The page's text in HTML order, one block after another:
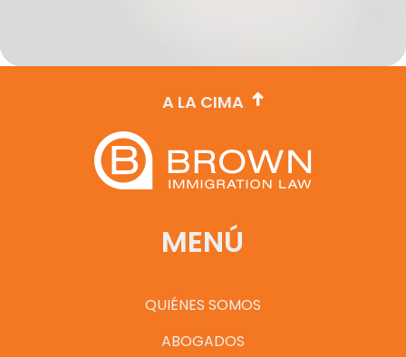
A LA CIMA
MENÚ
QUIÉNES SOMOS
ABOGADOS